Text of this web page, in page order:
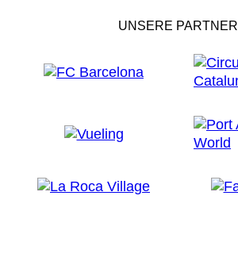
UNSERE PARTNER